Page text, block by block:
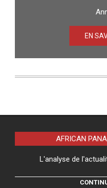
EN
AFRICAN
L'analyse de